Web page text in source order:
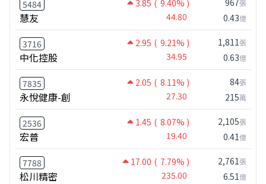
5484 3.85 ( 9.40% )
慧友 44.80
張
0.43億
3716 2.95 ( 9.21% )
中化控股 34.95
1,811張
0.63億
7835 2.05 ( 8.11% )
永悅健康-創 27.30
84張
215萬
2536 1.45 ( 8.07% )
宏普 19.40
2,105張
0.41億
7788 17.00 ( 7.79% )
松川精密 235.00
2,761張
6.51億